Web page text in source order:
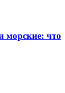
морские: что